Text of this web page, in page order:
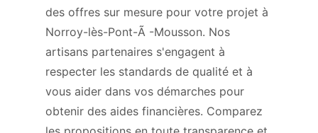
des offres sur mesure pour votre projet à
Norroy-lès-Pont-Ã -Mousson. Nos
artisans partenaires s'engagent à
respecter les standards de qualité et à
vous aider dans vos démarches pour
obtenir des aides financières. Comparez